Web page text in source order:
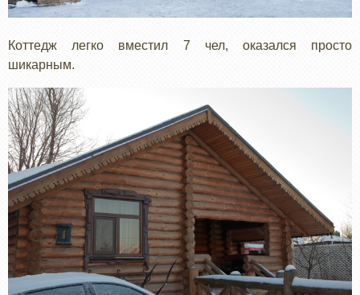
Коттедж легко вместил 7 чел, оказался просто
шикарным.